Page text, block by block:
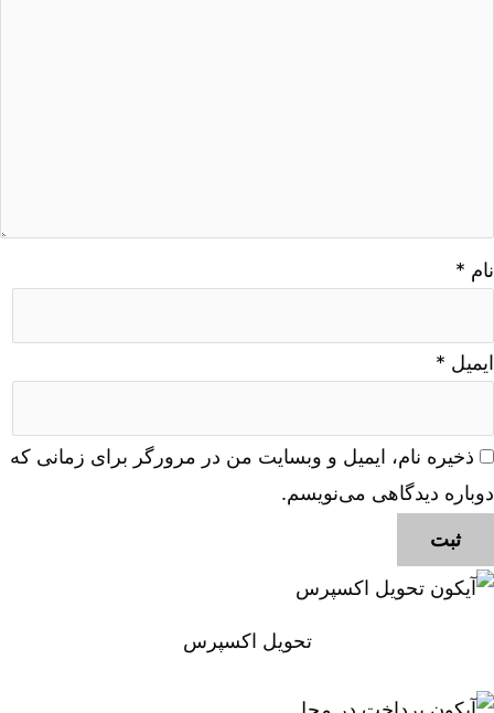
نام *
ایمیل *
ذخیره نام، ایمیل و وبسایت من در مرورگر برای زمانی که
دوباره دیدگاهی می‌نویسم.
تحویل اکسپرس